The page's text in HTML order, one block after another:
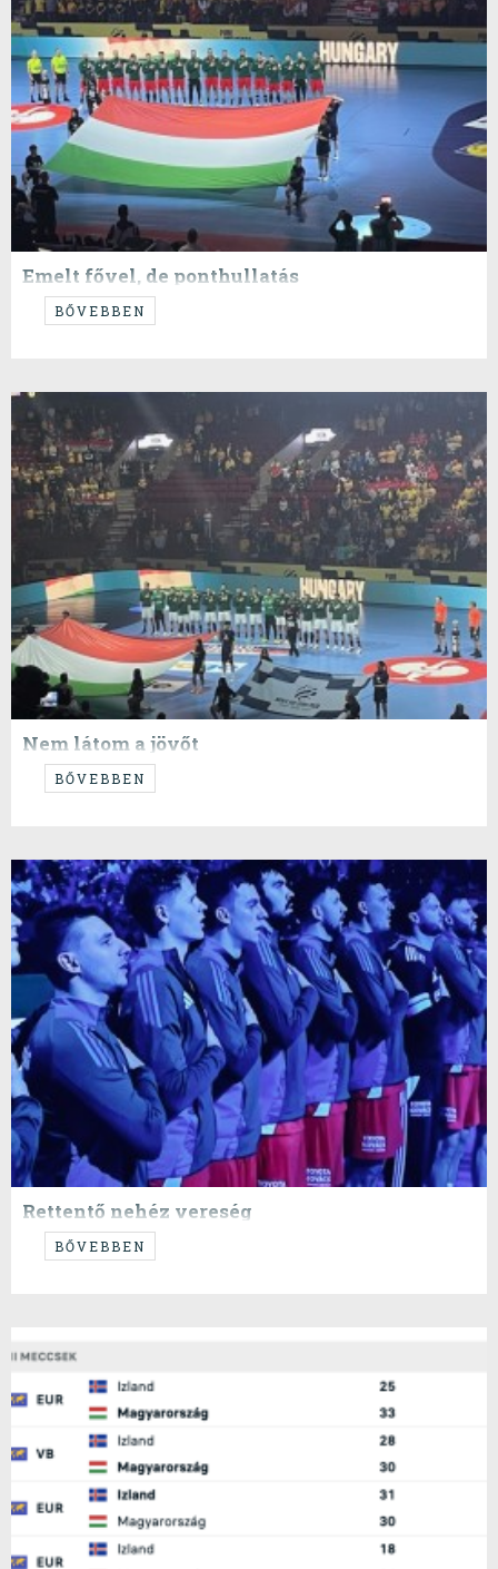
Emelt fővel, de ponthullatás
...vagy pontszerzés, kinek mi...
BŐVEBBEN
Nem látom a jövőt
---vagyis amit látok, az nem szép.
BŐVEBBEN
Rettentő nehéz vereség
BŐVEBBEN